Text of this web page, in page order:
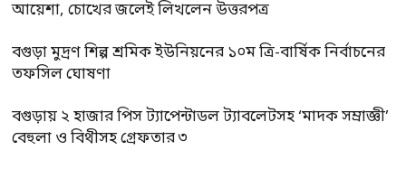
আয়েশা, চোখের জলেই লিখলেন উত্তরপত্র
বগুড়া মুদ্রণ শিল্প শ্রমিক ইউনিয়নের ১০ম ত্রি-বার্ষিক নির্বাচনের
তফসিল ঘোষণা
বগুড়ায় ২ হাজার পিস ট্যাপেন্টাডল ট্যাবলেটসহ ‘মাদক সম্রাজ্ঞী’
বেহুলা ও বিথীসহ গ্রেফতার ৩